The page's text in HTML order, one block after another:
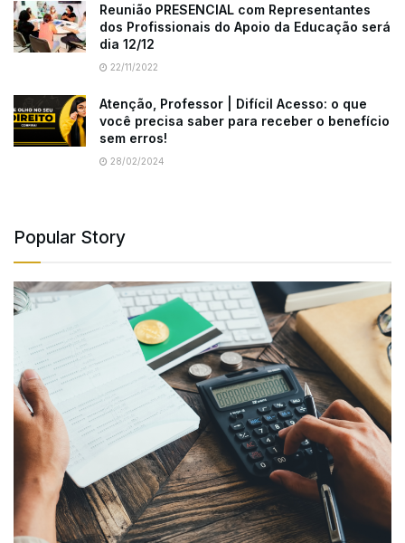
Reunião PRESENCIAL com Representantes
dos Profissionais do Apoio da Educação será
dia 12/12
22/11/2022
Atenção, Professor | Difícil Acesso: o que
você precisa saber para receber o benefício
sem erros!
28/02/2024
Popular Story